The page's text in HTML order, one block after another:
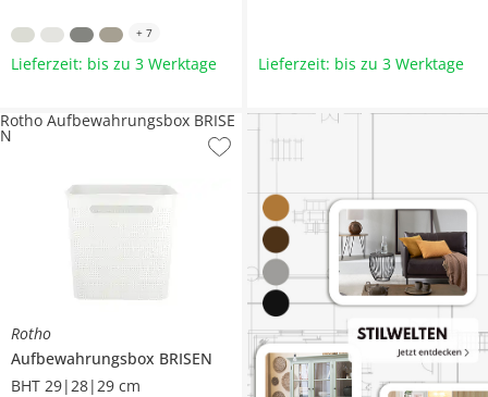
+ 7
Lieferzeit: bis zu 3 Werktage Lieferzeit: bis zu 3 Werktage
Rotho
Aufbewahrungsbox BRISEN
BHT 29|28|29 cm
Rotho Aufbewahrungsbox BRISE
N